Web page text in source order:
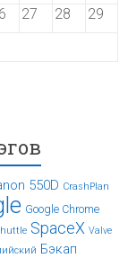
27 28
29
550D CrashPlan
Google Chrome
SpaceX Valve
Бэкап